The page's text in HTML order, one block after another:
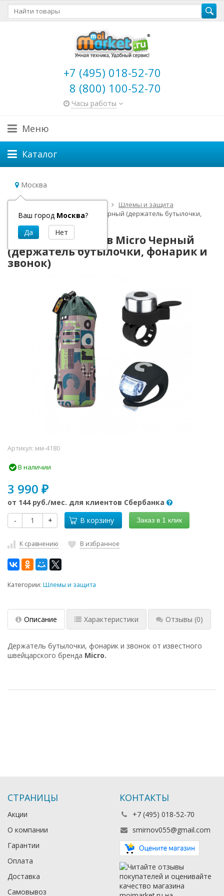
+7 (495) 018-52-70
8 (800) 100-52-70
Часы работы
Меню
Каталог
Москва
Ваш город Москва?
Главная Детский транспорт
Шлемы и защита
Набор аксессуаров Micro Черный (держатель бутылочки,
фонарик и звонок)
Набор аксессуаров Micro Черный
(держатель бутылочки, фонарик и
звонок)
Артикул: мм-4180
В наличии
3 990 ₽
от 144 руб./мес. для клиентов Сбербанка
-
+ В корзину Заказ в 1 клик
К сравнению В избранное
Категории: Шлемы и защита
Описание Характеристики Отзывы (0)
Держатель бутылочки, фонарик и звонок от известного
швейцарского бренда Micro.
СТРАНИЦЫ
Акции
О компании
Гарантии
Оплата
Доставка
Самовывоз
КОНТАКТЫ
+7 (495) 018-52-70
smirnov055@gmail.com